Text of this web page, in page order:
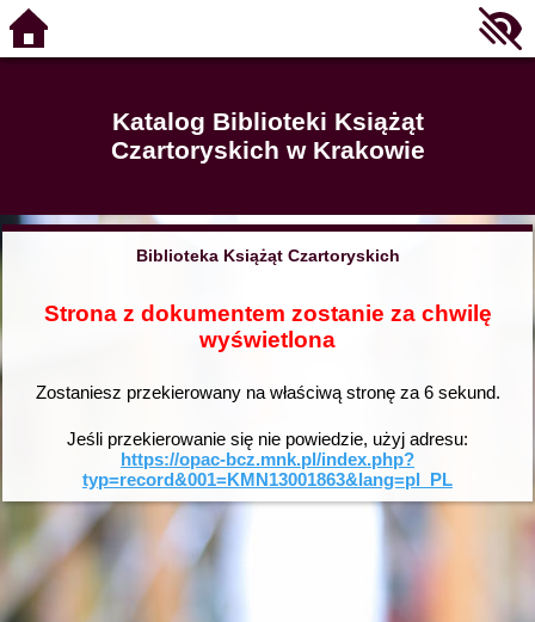
Katalog Biblioteki Książąt
Czartoryskich w Krakowie
Biblioteka Książąt Czartoryskich
Strona z dokumentem zostanie za chwilę
wyświetlona
Zostaniesz przekierowany na właściwą stronę za 6sekund.
Jeśli przekierowanie się nie powiedzie, użyj adresu:
https://opac-bcz.mnk.pl/index.php?
typ=record&001=KMN13001863&lang=pl_PL